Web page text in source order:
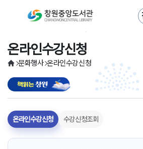
문화행사 온라인수강신청
온라인수강신청
온라인수강신청 수강신청조회